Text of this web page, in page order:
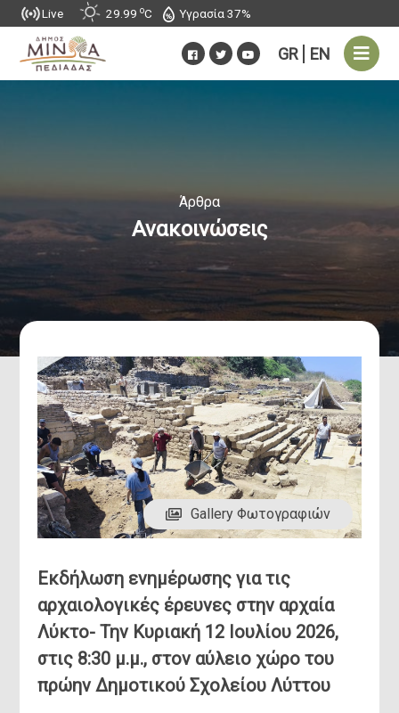
Live 29.99 oC Υγρασία 37%
GR EN
Άρθρα
Ανακοινώσεις
Gallery Φωτογραφιών
Εκδήλωση ενημέρωσης για τις
αρχαιολογικές έρευνες στην αρχαία
Λύκτο- Την Κυριακή 12 Ιουλίου 2026,
στις 8:30 μ.μ., στον αύλειο χώρο του
πρώην Δημοτικού Σχολείου Λύττου
Έργα
Αθλητικές Εγκαταστάσεις